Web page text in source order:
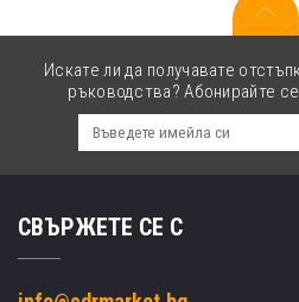
Искате ли да получавате
ръководства? Абонирайте
СВЪРЖЕТЕ СЕ С